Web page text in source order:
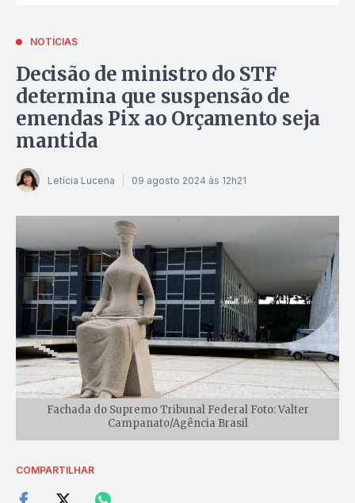
NOTÍCIAS
Decisão de ministro do STF
determina que suspensão de
emendas Pix ao Orçamento seja
mantida
Letícia Lucena 09 agosto 2024 às 12h21
Fachada do Supremo Tribunal Federal Foto: Valter
Campanato/Agência Brasil
COMPARTILHAR